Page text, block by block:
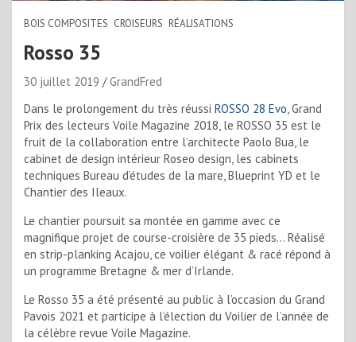
BOIS COMPOSITES CROISEURS RÉALISATIONS
Rosso 35
30 juillet 2019
GrandFred
Dans le prolongement du très réussi ROSSO 28 Evo, Grand
Prix des lecteurs Voile Magazine 2018, le ROSSO 35 est le
fruit de la collaboration entre l’architecte Paolo Bua, le
cabinet de design intérieur Roseo design, les cabinets
techniques Bureau d’études de la mare, Blueprint YD et le
Chantier des Ileaux.
Le chantier poursuit sa montée en gamme avec ce
magnifique projet de course-croisière de 35 pieds… Réalisé
en strip-planking Acajou, ce voilier élégant & racé répond à
un programme Bretagne & mer d’Irlande.
Le Rosso 35 a été présenté au public à l’occasion du Grand
Pavois 2021 et participe à l’élection du Voilier de l’année de
la célèbre revue Voile Magazine.